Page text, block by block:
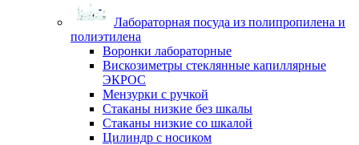
Лабораторная посуда из полипропилена и
полиэтилена
Воронки лабораторные
Вискозиметры стеклянные капиллярные
ЭКРОС
Мензурки с ручкой
Стаканы низкие без шкалы
Стаканы низкие со шкалой
Цилиндр с носиком